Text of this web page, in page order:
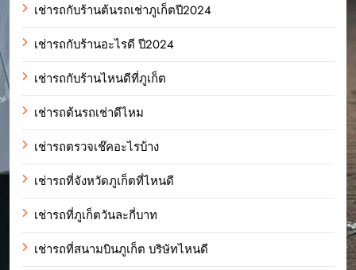
เช่ารถกับร้านต้นรถเช่าภูเก็ตปี2024
เช่ารถกับร้านอะไรดี ปี2024
เช่ารถกับร้านไหนดีที่ภูเก็ต
เช่ารถต้นรถเช่าดีไหม
เช่ารถตรวจเช๊คอะไรบ้าง
เช่ารถที่จังหวัดภูเก็ตที่ไหนดี
เช่ารถที่ภูเก็ตวันละกี่บาท
เช่ารถที่สนามบินภูเก็ต บริษัทไหนดี